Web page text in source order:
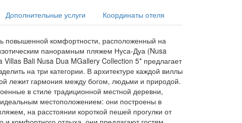
Дополнительные услуги Координаты отеля
повышенной комфортности, расположенный на
панорамным пляжем Нуса-Дуа (Nusa
Bali Nusa Dua MGallery Collection 5* предлагает
на три категории. В архитектуре каждой виллы
лежит гармония между богом, людьми и природой.
в стиле традиционной местной деревни,
местоположением: они построены в
на расстоянии короткой пешей прогулки от